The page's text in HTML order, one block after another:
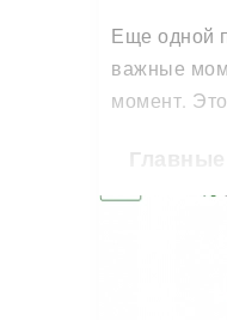
Еще одной
важные
момент.
Главные
Расчет